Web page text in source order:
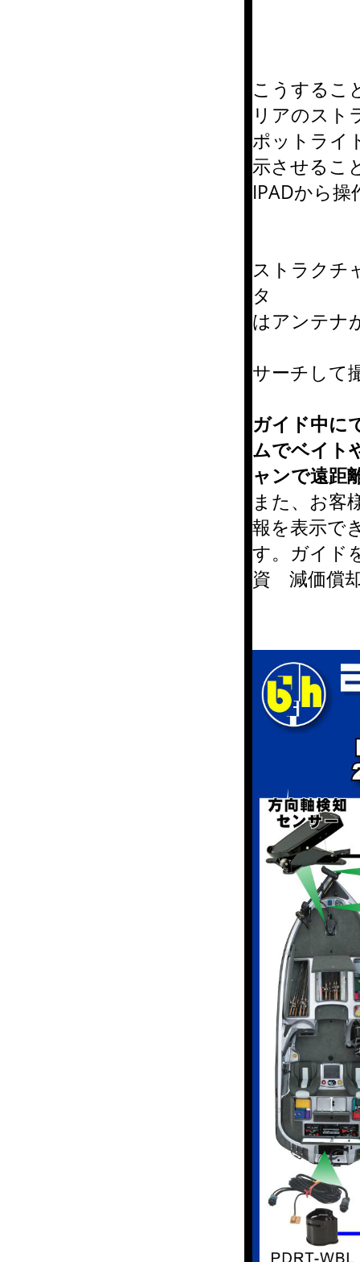
こうするこ
リアのスト
ポットライ
示させるこ
IPADから
ストラクチ
タ
はアンテナ
サーチして
ガイド中に
ムでベイト
ャンで遠距
また、お客
報を表示で
す。ガイド
資 減価償